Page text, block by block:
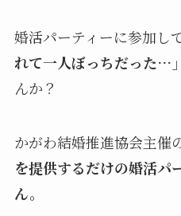
婚活パーティーに参加して
れて一人ぼっちだった…」
んか？
かがわ結婚推進協会主催
を提供するだけの婚活パ
ん。